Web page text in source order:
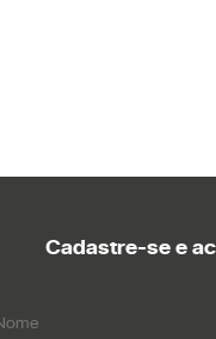
Cadastre-se e